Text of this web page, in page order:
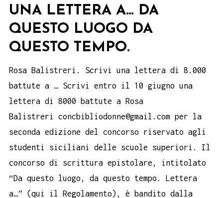
UNA LETTERA A… DA
QUESTO LUOGO DA
QUESTO TEMPO.
Rosa Balistreri. Scrivi una lettera di 8.000
battute a … Scrivi entro il 10 giugno una
lettera di 8000 battute a Rosa
Balistreri concbibliodonne@gmail.com per la
seconda edizione del concorso riservato agli
studenti siciliani delle scuole superiori. Il
concorso di scrittura epistolare, intitolato
“Da questo luogo, da questo tempo. Lettera
a…” (qui il Regolamento), è bandito dalla